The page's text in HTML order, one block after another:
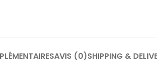
AVIS (0)SHIPPING &